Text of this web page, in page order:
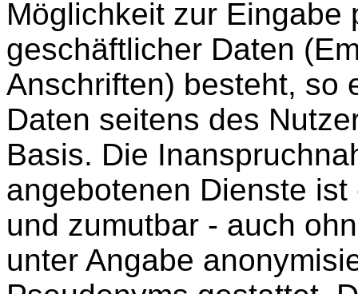
Möglichkeit zur Eingabe
geschäftlicher Daten
Anschriften) besteht, so
Daten seitens des
Basis. Die
angebotenen Dienste
und zumutbar - auch
unter Angabe